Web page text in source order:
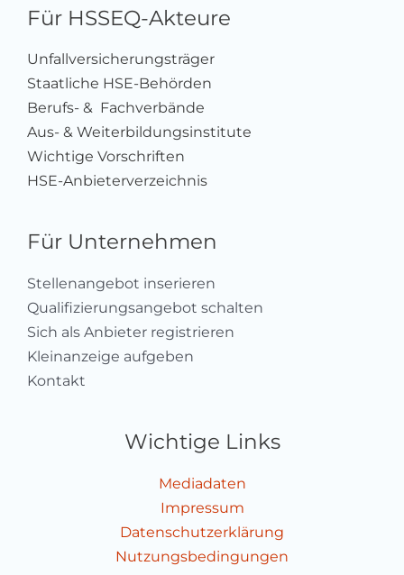
Für HSSEQ-Akteure
Unfallversicherungsträger
Staatliche HSE-Behörden
Berufs- & Fachverbände
Aus- & Weiterbildungsinstitute
Wichtige Vorschriften
HSE-Anbieterverzeichnis
Für Unternehmen
Stellenangebot inserieren
Qualifizierungsangebot schalten
Sich als Anbieter registrieren
Kleinanzeige aufgeben
Kontakt
Wichtige Links
Mediadaten
Impressum
Datenschutzerklärung
Nutzungsbedingungen